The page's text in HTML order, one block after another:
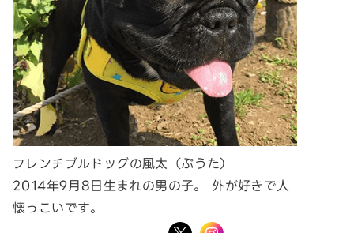
フレンチブルドッグの風太（ぷうた）
2014年9月8日生まれの男の子。 外が好きで人
懐っこいです。